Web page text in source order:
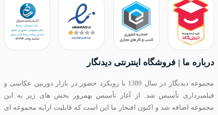
درباره ما | فروشگاه اینترنتی دیدنگار
مجموعه دیدنگار در سال 1389 با رویکرد حضور در بازار دوربین عکاسی و
فیلمبرداری تأسیس شد. از آغاز تأسیس بهمرور بخش های زیر به این
مجموعه اضافه شد و اکنون افتخار ما این است که قابلیت ارایه مجموعه ای